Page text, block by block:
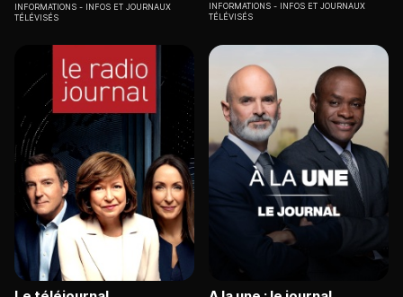
INFORMATIONS
INFOS ET JOURNAUX
TÉLÉVISÉS
INFORMATIONS
INFOS ET JOURNAUX
TÉLÉVISÉS